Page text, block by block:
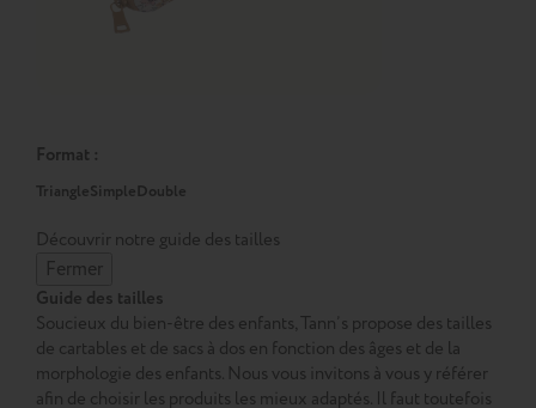
Format :
TriangleSimpleDouble
Découvrir notre guide des tailles
Fermer
Guide des tailles
Soucieux du bien-être des enfants, Tann’s propose des tailles
de cartables et de sacs à dos en fonction des âges et de la
morphologie des enfants. Nous vous invitons à vous y référer
afin de choisir les produits les mieux adaptés. Il faut toutefois